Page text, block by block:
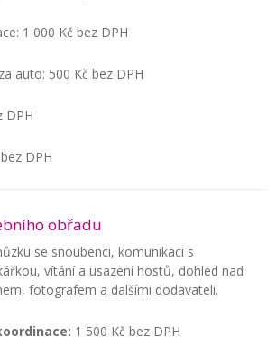
1 000 Kč bez DPH
auto: 500 Kč bez DPH
DPH
DPH
obřadu
se snoubenci, komunikaci s
vítání a usazení hostů, dohled nad
fotografem a dalšími dodavateli.
1 500 Kč bez DPH